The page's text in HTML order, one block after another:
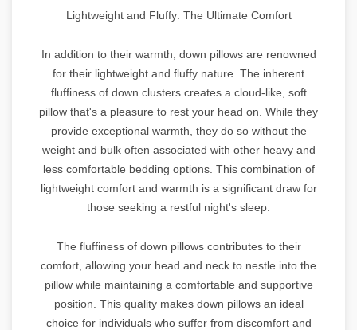
Lightweight and Fluffy: The Ultimate Comfort
In addition to their warmth, down pillows are renowned
for their lightweight and fluffy nature. The inherent
fluffiness of down clusters creates a cloud-like, soft
pillow that's a pleasure to rest your head on. While they
provide exceptional warmth, they do so without the
weight and bulk often associated with other heavy and
less comfortable bedding options. This combination of
lightweight comfort and warmth is a significant draw for
those seeking a restful night's sleep.
The fluffiness of down pillows contributes to their
comfort, allowing your head and neck to nestle into the
pillow while maintaining a comfortable and supportive
position. This quality makes down pillows an ideal
choice for individuals who suffer from discomfort and